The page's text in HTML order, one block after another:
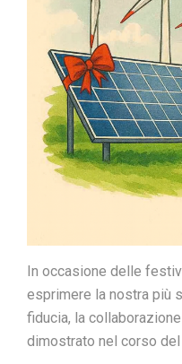
In occasione delle
esprimere la nostra più
fiducia, la
dimostrato nel corso del